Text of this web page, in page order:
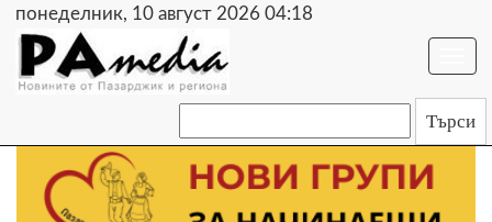
понеделник, 10 август 2026 04:18